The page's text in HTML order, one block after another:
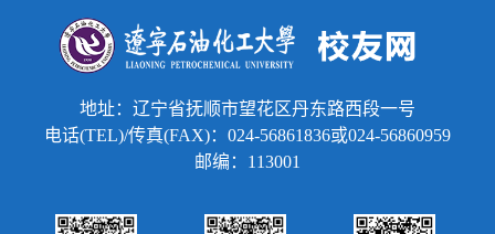
地址：辽宁省抚顺市望花区丹东路西段一号
电话(TEL)/传真(FAX)：024-56861836或024-56860959
邮编：113001